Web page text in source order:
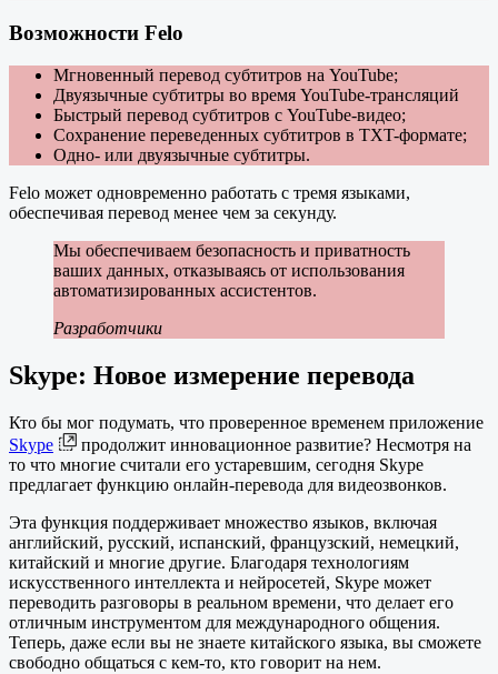
Возможности Felo
Мгновенный перевод субтитров на YouTube;
Двуязычные субтитры во время YouTube-трансляций
Быстрый перевод субтитров с YouTube-видео;
Сохранение переведенных субтитров в TXT-формате;
Одно- или двуязычные субтитры.
Felo может одновременно работать с тремя языками,
обеспечивая перевод менее чем за секунду.
Мы обеспечиваем безопасность и приватность
ваших данных, отказываясь от использования
автоматизированных ассистентов.
Разработчики
Skype: Новое измерение перевода
Кто бы мог подумать, что проверенное временем приложение
Skype
продолжит инновационное развитие? Несмотря на
то что многие считали его устаревшим, сегодня Skype
предлагает функцию онлайн-перевода для видеозвонков.
Эта функция поддерживает множество языков, включая
английский, русский, испанский, французский, немецкий,
китайский и многие другие. Благодаря технологиям
искусственного интеллекта и нейросетей, Skype может
переводить разговоры в реальном времени, что делает его
отличным инструментом для международного общения.
Теперь, даже если вы не знаете китайского языка, вы сможете
свободно общаться с кем-то, кто говорит на нем.